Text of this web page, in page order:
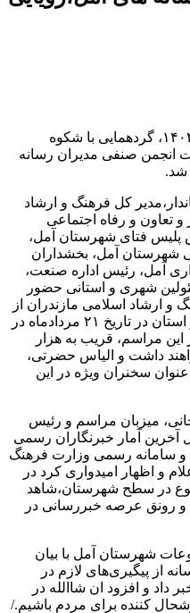
سه شنبه شب،چهاردهم مرداد ماه ۱۴۰۴، گردهمایی با شکوه
انجمن صنفی مدیران رسانه
شد.
کل فرهنگ و ارشاد
و تعاون و رفاه اجتماعی
پلیس فتای شهرستان آمل،
شهرستان آمل، بخشداران
آمل، رئیس اداره صنعت،
شهری و استانی حضور
ارشاد اسلامی مازندران از
برگزاری همایش اصلی روز خبرنگار استان در تاریخ ۲۱ مردادماه در
مراسم، قریب به هزار
داشت و الیاس حضرتی،
سخنران ویژه در این
میزبان مراسم و رئیس
آخرین آمار خبرنگاران رسمی
سامانه رسمی وزارت فرهنگ
در آمل را ۶۳ نفر اعلام و اظهار امیدواری کرد در
در سطح شهرستان،شاهد
و رونق عرصه خبررسانی در
شهرستان آمل با بیان
از پیگیری‌های لازم در
داد و افزود ان شاالله در
کننده برای مردم باشیم./